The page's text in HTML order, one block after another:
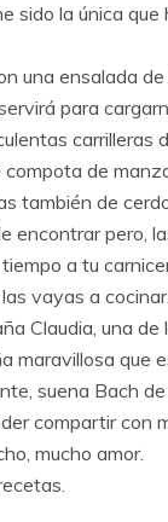
sido la única
una ensalada
para
carrilleras
de
también de
encontrar pero,
a tu
vayas a cocinar.
Claudia, una de
maravillosa que
suena Bach
compartir con
mucho amor.